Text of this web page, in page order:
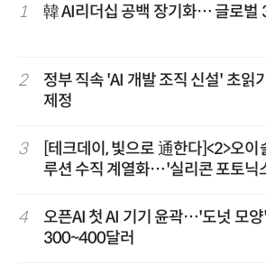
1 韓 AI리더십 공백 장기화… 글로벌
2
정부 직속 'AI 개발 조직 신설' 초
제정
3
[테크데이, 빛으로 通한다]<2>오이
루션 수직 계열화…'실리콘 포토닉
4
오픈AI 첫 AI 기기 윤곽…'도넛 모
300~400달러